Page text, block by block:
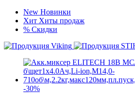
New Новинки
Хит Хиты продаж
% Скидки
-30%